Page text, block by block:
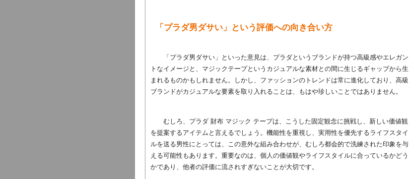
「プラダ男ダサい」という評価への向き合い方
「プラダ男ダサい」といった意見は、プラダというブランドが持つ高級感やエレガン
トなイメージと、マジックテープというカジュアルな素材との間に生じるギャップから生
まれるものかもしれません。しかし、ファッションのトレンドは常に進化しており、高級
ブランドがカジュアルな要素を取り入れることは、もはや珍しいことではありません。
むしろ、プラダ 財布 マジック テープは、こうした固定観念に挑戦し、新しい価値観
を提案するアイテムと言えるでしょう。機能性を重視し、実用性を優先するライフスタイ
ルを送る男性にとっては、この意外な組み合わせが、むしろ都会的で洗練された印象を与
える可能性もあります。重要なのは、個人の価値観やライフスタイルに合っているかどう
かであり、他者の評価に流されすぎないことが大切です。